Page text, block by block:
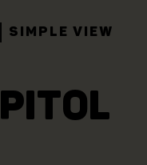
SIMPLE VIEW